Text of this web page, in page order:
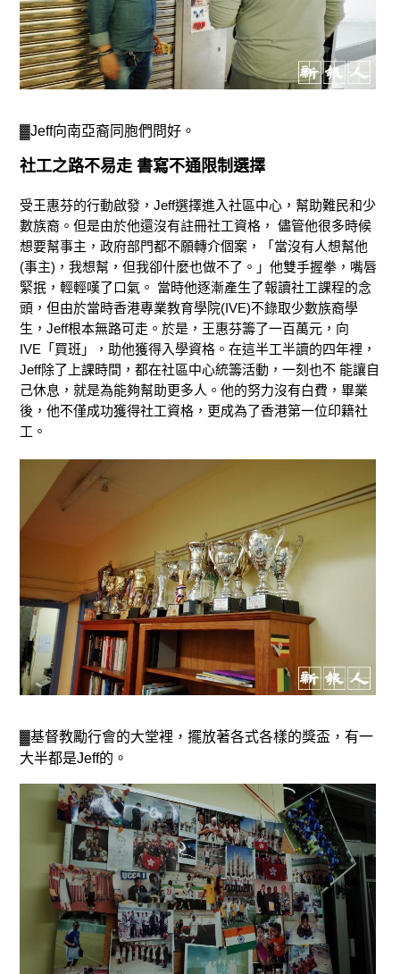
▓Jeff向南亞裔同胞們問好。
社工之路不易走 書寫不通限制選擇
受王惠芬的行動啟發，Jeff選擇進入社區中心，幫助難民和少
數族裔。但是由於他還沒有註冊社工資格， 儘管他很多時候
想要幫事主，政府部門都不願轉介個案，「當沒有人想幫他
(事主)，我想幫，但我卻什麼也做不了。」他雙手握拳，嘴唇
緊抿，輕輕嘆了口氣。 當時他逐漸產生了報讀社工課程的念
頭，但由於當時香港專業教育學院(IVE)不錄取少數族裔學
生，Jeff根本無路可走。於是，王惠芬籌了一百萬元，向
IVE「買班」，助他獲得入學資格。在這半工半讀的四年裡，
Jeff除了上課時間，都在社區中心統籌活動，一刻也不 能讓自
己休息，就是為能夠幫助更多人。他的努力沒有白費，畢業
後，他不僅成功獲得社工資格，更成為了香港第一位印籍社
工。
▓基督教勵行會的大堂裡，擺放著各式各樣的獎盃，有一
大半都是Jeff的。